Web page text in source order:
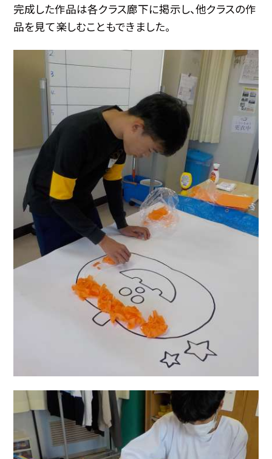
完成した作品は各クラス廊下に掲示し、他クラスの作
品を見て楽しむこともできました。